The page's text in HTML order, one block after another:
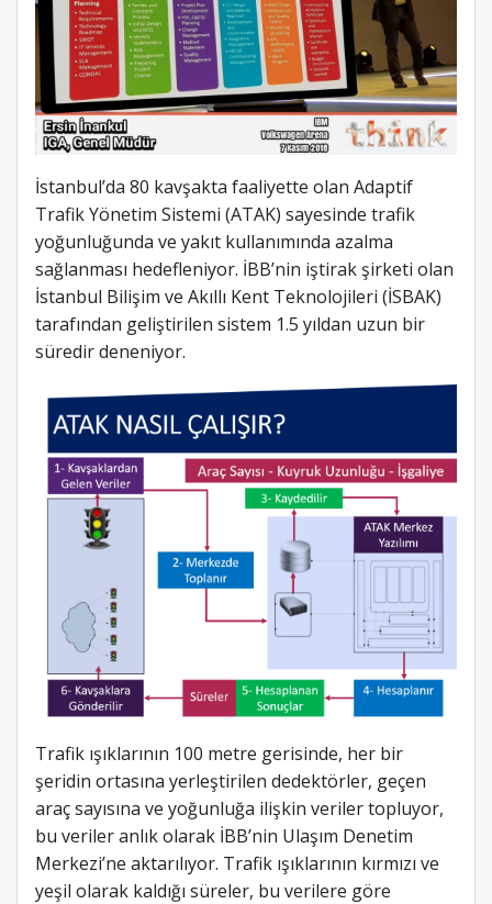
İstanbul’da 80 kavşakta faaliyette olan Adaptif
Trafik Yönetim Sistemi (ATAK) sayesinde trafik
yoğunluğunda ve yakıt kullanımında azalma
sağlanması hedefleniyor. İBB’nin iştirak şirketi olan
İstanbul Bilişim ve Akıllı Kent Teknolojileri (İSBAK)
tarafından geliştirilen sistem 1.5 yıldan uzun bir
süredir deneniyor.
Trafik ışıklarının 100 metre gerisinde, her bir
şeridin ortasına yerleştirilen dedektörler, geçen
araç sayısına ve yoğunluğa ilişkin veriler topluyor,
bu veriler anlık olarak İBB’nin Ulaşım Denetim
Merkezi’ne aktarılıyor. Trafik ışıklarının kırmızı ve
yeşil olarak kaldığı süreler, bu verilere göre